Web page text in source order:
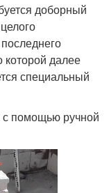
доборный
которой далее
специальный
с помощью ручной